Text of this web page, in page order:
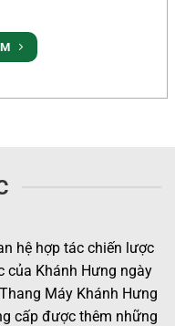
hệ hợp tác chiến lược
của Khánh Hưng ngày
Máy Khánh Hưng
cấp được thêm những